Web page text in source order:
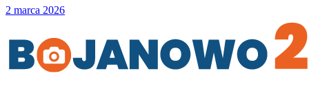
2 marca 2026